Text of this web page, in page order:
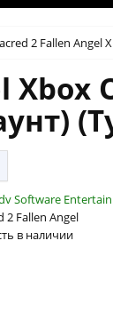
2 Fallen Angel
Xbox
Software
2 Fallen Angel
в наличии